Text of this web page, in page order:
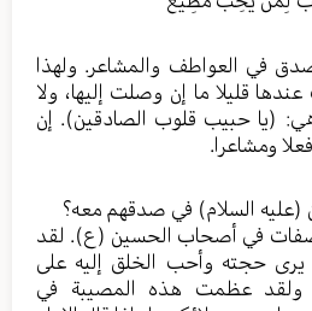
في العواطف والمشاعر. ولهذا
قليلا ما إن وصلت إليها، ولا
وهي: (يا حبيب قلوب الصادقين). إن
ومشاعرا.
السلام) في صدقهم معه؟
في أصحاب الحسين (ع). لقد
يرى حجته وأحب الخلق إليه على
ولقد عظمت هذه المصيبة في